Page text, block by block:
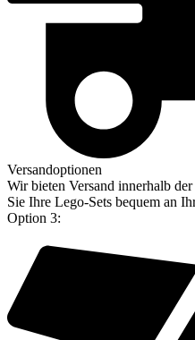
Versandoptionen
Wir bieten Versand innerhalb
Sie Ihre Lego-Sets bequem an
Option 3: